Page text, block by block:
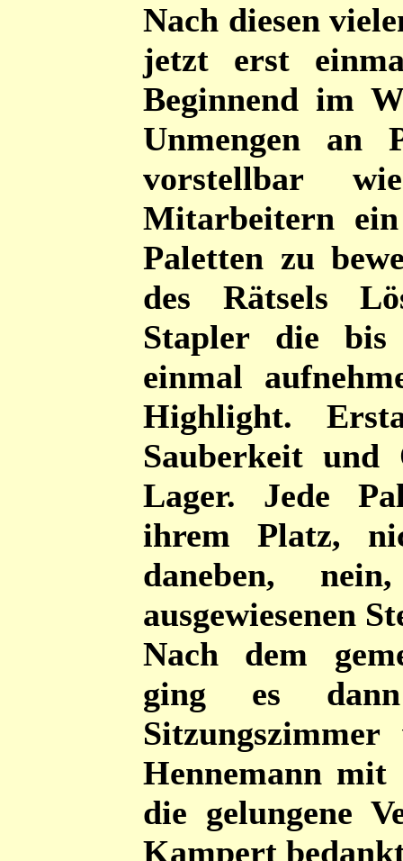
Nach diesen
jetzt erst
Beginnend im
Unmengen an
vorstellbar
Mitarbeitern
Paletten zu
des Rätsels
Stapler die
einmal
Highlight.
Sauberkeit und
Lager. Jede
ihrem Platz,
daneben,
ausgewiesenen
Nach dem
ging es
Hennemann
die gelungene
Kampert